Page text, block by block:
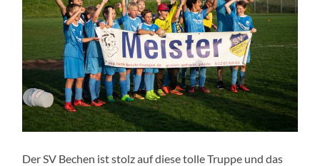
Der SV Bechen ist stolz auf diese tolle Truppe und das